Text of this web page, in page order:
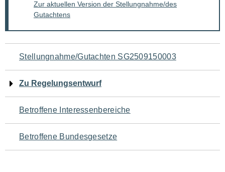
Zur aktuellen Version der Stellungnahme/des
Gutachtens
Navigation
für
den
Seiteninhalt
Stellungnahme/Gutachten SG2509150003
Zu Regelungsentwurf
Betroffene Interessenbereiche
Betroffene Bundesgesetze